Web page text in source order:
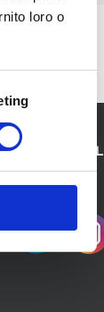
loro o
SUI SOCIAL